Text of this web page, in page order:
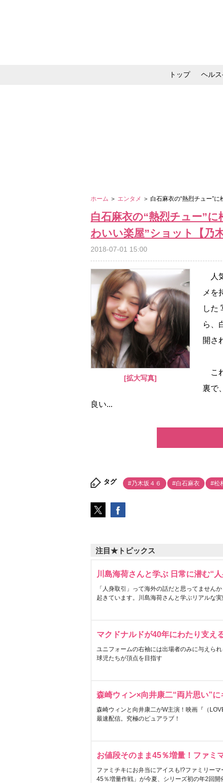
トップ ヘル
ホーム ＞ エンタメ ＞ 白石麻衣の“熱烈チュー”
白石麻衣の“熱烈チュー”
わいい楽屋”ショット【乃
2018-07-01 15:00
[拡大写真]
人
メを
した
ら、
開さ
こ
裏で
良い...
タグ #乃木坂４６ #白石麻衣 #松
注目★トピックス
川島海荷さんと学ぶ 日常に潜む“
「人身取引」って海外の話だと思ってません
起きています。川島海荷さんと学ぶリアルな
マクドナルドが40年にわたり支え
ユニフォームの右袖には出場者のみに与えら
球児たちが頂点を目指す
森崎ウィン×向井康二“両片思い”
森崎ウィンと向井康二がW主演！映画『（
最速配信。究極のピュアラブ！
お値段そのまま45％増量！ファミ
ファミチキにお弁当にアイスも!?ファミリー
45％増量作戦」が今夏、シリーズ初の年2回開